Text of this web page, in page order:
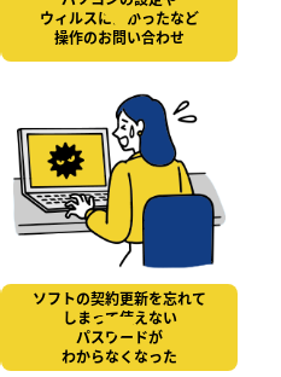
ウィルスにかかったなど
操作のお問い合わせ
ソフトの契約更新を忘れて
しまって使えない
パスワードが
わからなくなった